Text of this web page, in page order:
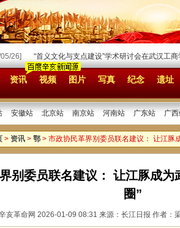
“首义文化与支点建设”学术研讨会在武汉工商学
资讯 视频 图片 写真 纪念 遗址
安徽站 北京站 南京站 河南站 广东站 广
> 资讯 > 鄂 > 市政协民革界别委员联名建议： 让江豚
别委员联名建议： 让江豚成为
圈”
亥革命网 2026-01-09 08:31 来源： 长江日报 作者：